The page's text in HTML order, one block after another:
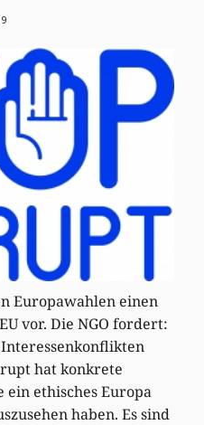
Europawahlen einen
vor. Die NGO fordert:
hat konkrete
ein ethisches Europa
haben. Es sind